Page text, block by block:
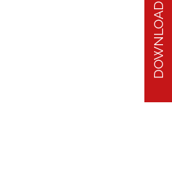
DOWNLOAD